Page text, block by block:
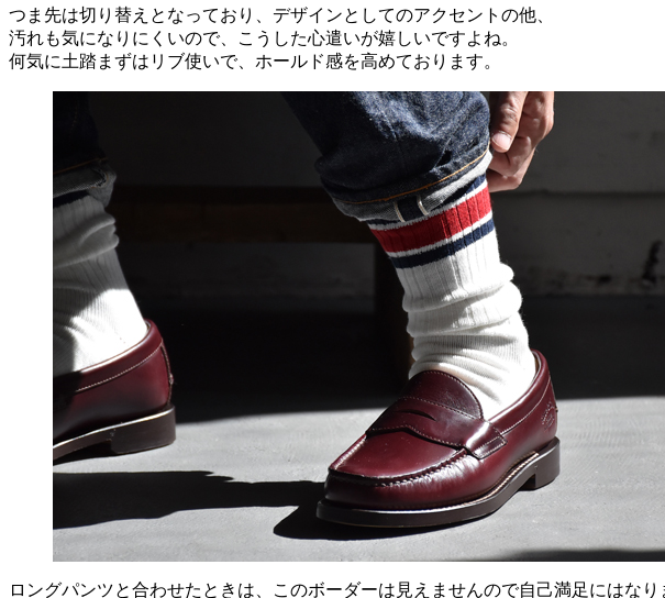
つま先は切り替えとなっており、デザインとしてのアクセントの他、
汚れも気になりにくいので、こうした心遣いが嬉しいですよね。
何気に土踏まずはリブ使いで、ホールド感を高めております。
ロングパンツと合わせたときは、このボーダーは見えませんので自己満足にはなり